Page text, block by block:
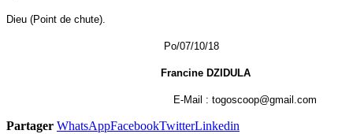
Dieu (Point de chute).
Po/07/10/18
Francine DZIDULA
E-Mail : togoscoop@gmail.com
Partager WhatsAppFacebookTwitterLinkedin